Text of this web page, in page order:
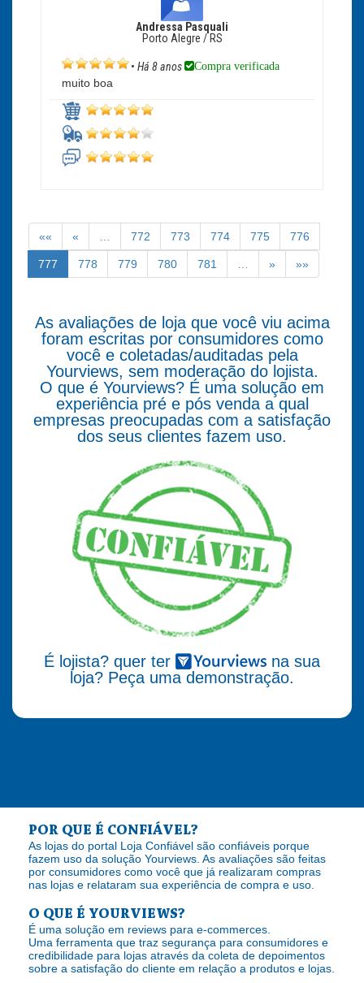
Andressa Pasquali
Porto Alegre / RS
• Há 8 anos Compra verificada
muito boa
«« « 772 773 774 775 776
777 778 779 780 781 » »»
As avaliações de loja que você viu acima
foram escritas por consumidores como
você e coletadas/auditadas pela
Yourviews, sem moderação do lojista.
O que é Yourviews? É uma solução em
experiência pré e pós venda a qual
empresas preocupadas com a satisfação
dos seus clientes fazem uso.
É lojista? quer ter
na sua
loja? Peça uma demonstração.
POR QUE É CONFIÁVEL?
As lojas do portal Loja Confiável são confiáveis porque
fazem uso da solução Yourviews. As avaliações são feitas
por consumidores como você que já realizaram compras
nas lojas e relataram sua experiência de compra e uso.
O QUE É YOURVIEWS?
É uma solução em reviews para e-commerces.
Uma ferramenta que traz segurança para consumidores e
credibilidade para lojas através da coleta de depoimentos
sobre a satisfação do cliente em relação a produtos e lojas.